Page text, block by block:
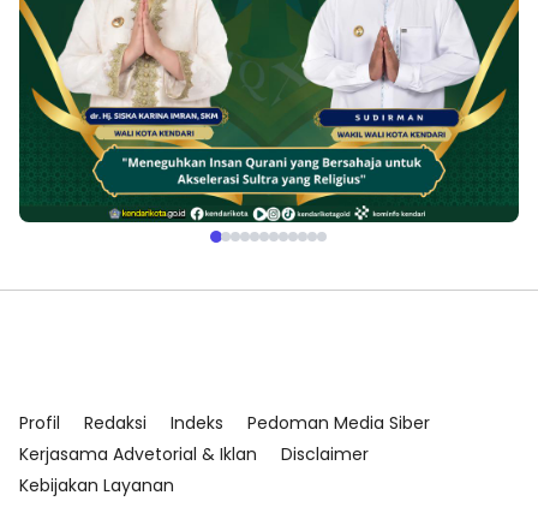
Profil Redaksi Indeks
Pedoman Media Siber
Kerjasama Advetorial & Iklan
Disclaimer
Kebijakan Layanan